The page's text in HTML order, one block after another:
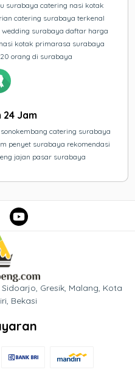
surabaya catering nasi kotak
catering surabaya terkenal
surabaya daftar harga
kotak primarasa surabaya
orang di surabaya
24 Jam
catering surabaya
penyet surabaya rekomendasi
jajan pasar surabaya
Gresik, Malang, Kota
Bekasi